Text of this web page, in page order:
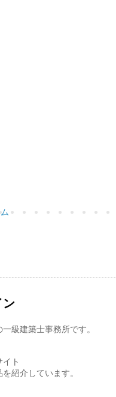
ン
級建築士事務所です。
イト
紹介しています。